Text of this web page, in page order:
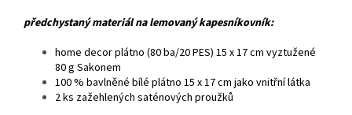
předchystaný materiál na lemovaný kapesníkovník:
home decor plátno (80 ba/20 PES) 15 x 17 cm vyztužené
80 g Sakonem
100 % bavlněné bílé plátno 15 x 17 cm jako vnitřní látka
2 ks zažehlených saténových proužků